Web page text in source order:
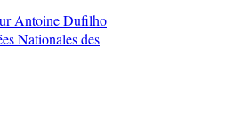
Antoine Dufilho
Nationales des